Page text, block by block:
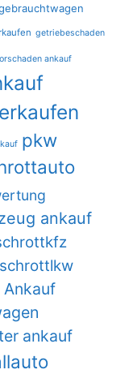
getriebeschaden
ankauf
pkw
ankauf
schrottlkw
ankauf